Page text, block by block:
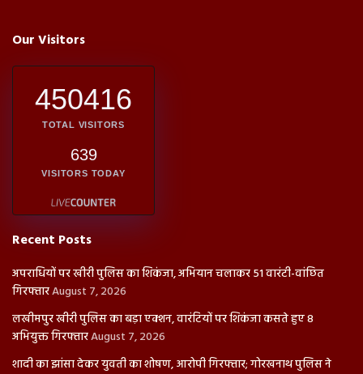
Our Visitors
450416
TOTAL VISITORS
639
VISITORS TODAY
Recent Posts
अपराधियों पर खीरी पुलिस का शिकंजा, अभियान चलाकर 51 वारंटी-वांछित
गिरफ्तारAugust 7, 2026
लखीमपुर खीरी पुलिस का बड़ा एक्शन, वारंटियों पर शिकंजा कसते हुए 8
अभियुक्त गिरफ्तारAugust 7, 2026
शादी का झांसा देकर युवती का शोषण, आरोपी गिरफ्तार; गोरखनाथ पुलिस ने